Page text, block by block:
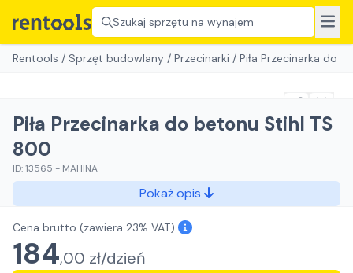
Szukaj sprzętu na wynajem
Rentools / Sprzęt budowlany / Przecinarki / Piła Przecinarka do
Piła Przecinarka do betonu Stihl TS
800
ID:13565 - MAHINA
Pokaż opis
Cena brutto (zawiera 23% VAT)
184,00 zł/dzień